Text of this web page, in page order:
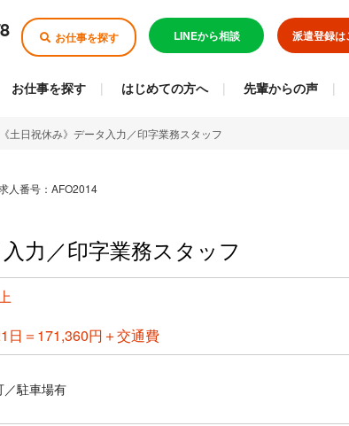
お仕事を探す LINEから相談 派遣登録は
お仕事を探す はじめての方へ 先輩からの声
《土日祝休み》データ入力／印字業務スタッフ
人番号：AFO2014
力／印字業務スタッフ
日＝171,360円＋交通費
／駐車場有